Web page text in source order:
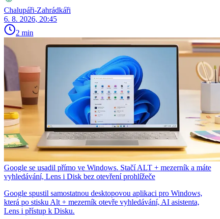
Chalupáři-Zahrádkáři
6. 8. 2026, 20:45
2 min
Google se usadil přímo ve Windows. Stačí ALT + mezerník a máte
vyhledávání, Lens i Disk bez otevření prohlížeče
Google spustil samostatnou desktopovou aplikaci pro Windows,
která po stisku Alt + mezerník otevře vyhledávání, AI asistenta,
Lens i přístup k Disku.